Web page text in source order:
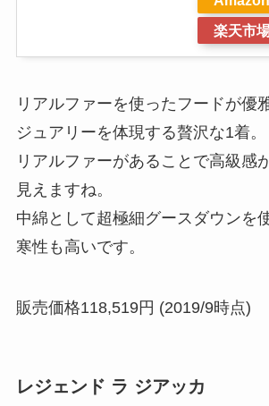
楽天市
リアルファーを使ったフードが優
ジュアリーを体現する贅沢な1着。
リアルファーがあることで高級感
見えますね。
中綿として超極細グースダウンを
寒性も高いです。
販売価格118,519円 (2019/9時点)
レジェンド ラ ジアッカ